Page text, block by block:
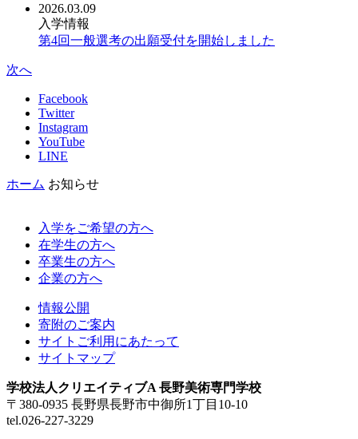
2026.03.09
入学情報
第4回一般選考の出願受付を開始しました
次へ
Facebook
Twitter
Instagram
YouTube
LINE
ホーム お知らせ
入学をご希望の方へ
在学生の方へ
卒業生の方へ
企業の方へ
情報公開
寄附のご案内
サイトご利用にあたって
サイトマップ
学校法人クリエイティブA 長野美術専門学校
〒380-0935 長野県長野市中御所1丁目10-10
tel.026-227-3229